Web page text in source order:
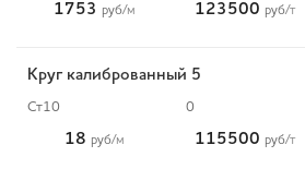
1753 руб/м 123500 руб/т
Круг калиброванный 5
Ст10 0
18 руб/м 115500 руб/т